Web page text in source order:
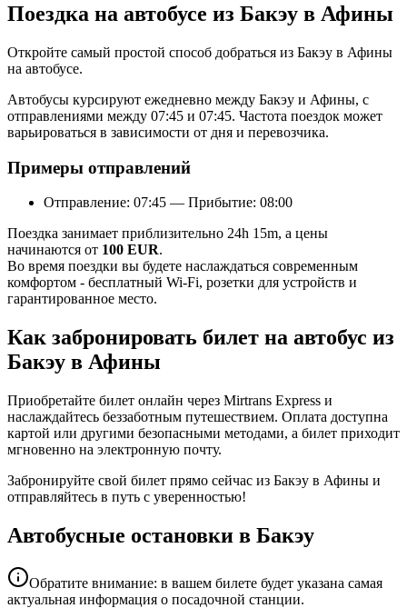
Поездка на автобусе из Бакэу в Афины
Откройте самый простой способ добраться из Бакэу в Афины
на автобусе.
Автобусы курсируют ежедневно между Бакэу и Афины, с
отправлениями между 07:45 и 07:45. Частота поездок может
варьироваться в зависимости от дня и перевозчика.
Примеры отправлений
Отправление: 07:45 — Прибытие: 08:00
Поездка занимает приблизительно 24h 15m, а цены
начинаются от 100 EUR.
Во время поездки вы будете наслаждаться современным
комфортом - бесплатный Wi-Fi, розетки для устройств и
гарантированное место.
Как забронировать билет на автобус из
Бакэу в Афины
Приобретайте билет онлайн через Mirtrans Express и
наслаждайтесь беззаботным путешествием. Оплата доступна
картой или другими безопасными методами, а билет приходит
мгновенно на электронную почту.
Забронируйте свой билет прямо сейчас из Бакэу в Афины и
отправляйтесь в путь с уверенностью!
Автобусные остановки в Бакэу
Обратите внимание: в вашем билете будет указана самая
актуальная информация о посадочной станции.